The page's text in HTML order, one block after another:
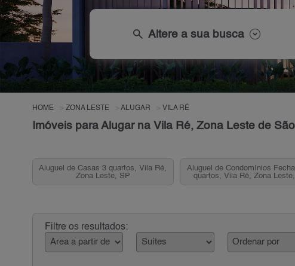
search Altere a sua busca
HOME ZONA LESTE ALUGAR VILA RÉ
Imóveis para Alugar na Vila Ré, Zona Leste de
Aluguel de Casas 3 quartos, Vila Ré,
Zona Leste, SP
Aluguel de Condomínios
quartos, Vila Ré, Zona
Filtre os resultados: